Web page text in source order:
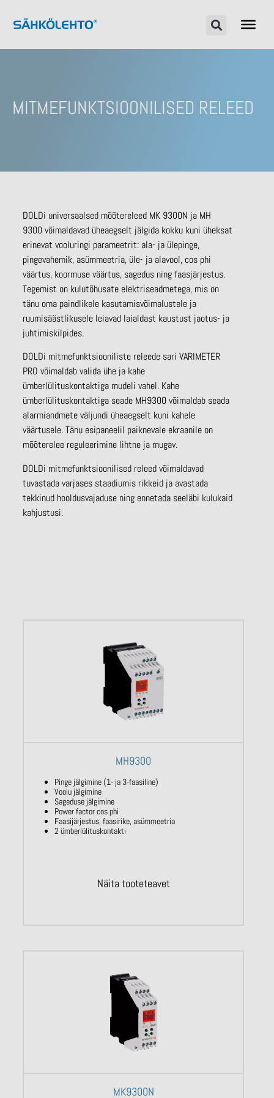
MITMEFUNKTSIOONILISED RELEED
DOLDi universaalsed mõõtereleed MK 9300N ja MH
9300 võimaldavad üheaegselt jälgida kokku kuni üheksat
erinevat vooluringi parameetrit: ala- ja ülepinge,
pingevahemik, asümmeetria, üle- ja alavool, cos phi
väärtus, koormuse väärtus, sagedus ning faasjärjestus.
Tegemist on kulutõhusate elektriseadmetega, mis on
tänu oma paindlikele kasutamisvõimalustele ja
ruumisäästlikusele leiavad laialdast kaustust jaotus- ja
juhtimiskilpides.
DOLDi mitmefunktsiooniliste releede sari VARIMETER
PRO võimaldab valida ühe ja kahe
ümberlülituskontaktiga mudeli vahel. Kahe
ümberlülituskontaktiga seade MH9300 võimaldab seada
alarmiandmete väljundi üheaegselt kuni kahele
väärtusele. Tänu esipaneelil paiknevale ekraanile on
mõõterelee reguleerimine lihtne ja mugav.
DOLDi mitmefunktsioonilised releed võimaldavad
tuvastada varjases staadiumis rikkeid ja avastada
tekkinud hooldusvajaduse ning ennetada seeläbi kulukaid
kahjustusi.
MH9300
Pinge jälgimine (1- ja 3-faasiline)
Voolu jälgimine
Sageduse jälgimine
Power factor cos phi
Faasijärjestus, faasirike, asümmeetria
2 ümberlülituskontakti
Näita tooteteavet
MK9300N